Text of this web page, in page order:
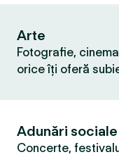
Arte
Fotografie,
orice îți oferă
Adunări sociale
Concerte,